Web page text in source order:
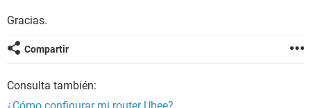
Gracias.
Compartir
Consulta también: